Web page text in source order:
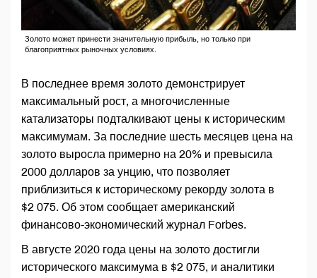
Золото может принести значительную прибыль, но только при
благоприятных рыночных условиях.
В последнее время золото демонстрирует
максимальный рост, а многочисленные
катализаторы подталкивают цены к историческим
максимумам. За последние шесть месяцев цена на
золото выросла примерно на 20% и превысила
2000 долларов за унцию, что позволяет
приблизиться к историческому рекорду золота в
$2 075. Об этом сообщает американский
финансово-экономический журнал Forbes.
В августе 2020 года цены на золото достигли
исторического максимума в $2 075, и аналитики